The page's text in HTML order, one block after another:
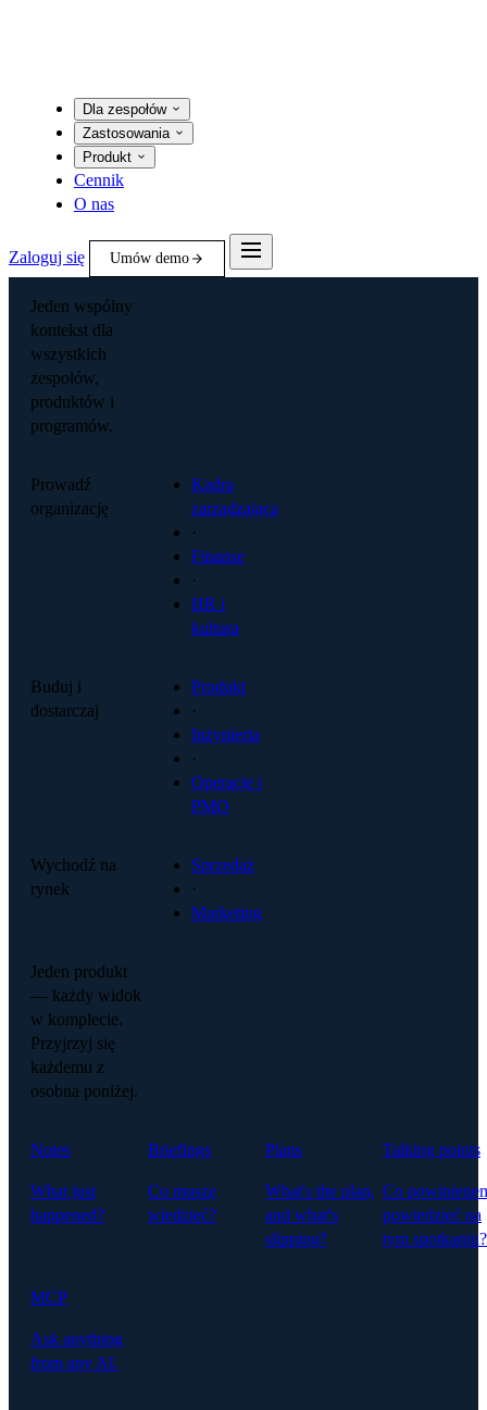
Dla zespołów
Zastosowania
Produkt
Cennik
O nas
Zaloguj się Umów demo
Jeden wspólny
kontekst dla
wszystkich
zespołów,
produktów i
programów.
Prowadź
organizację
Kadra
zarządzająca
·
Finanse
·
HR i
kultura
Buduj i
dostarczaj
Produkt
·
Inżynieria
·
Operacje i
PMO
Wychodź na
rynek
Sprzedaż
·
Marketing
Jeden produkt
— każdy widok
w komplecie.
Przyjrzyj się
każdemu z
osobna poniżej.
Notes
What just
happened?
Briefings
Co muszę
wiedzieć?
Plans
What's the plan,
and what's
slipping?
Talking points
Co
powiedzieć na
tym spotkaniu?
MCP
Ask anything
from any AI.